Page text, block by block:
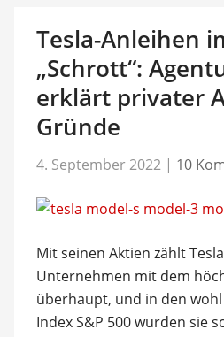
Tesla-Anleihen
„Schrott“:
erklärt privater
Gründe
4. September 2022 | 10
Mit seinen Aktien zählt
Unternehmen mit dem
überhaupt, und in den
Index S&P 500 wurden sie